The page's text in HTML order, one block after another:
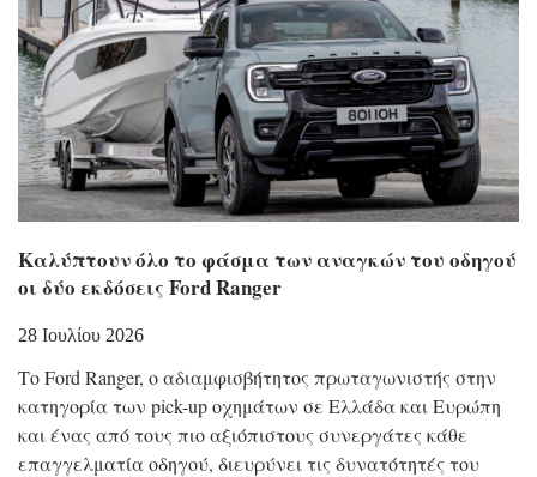
Καλύπτουν όλο το φάσμα των αναγκών του οδηγού
οι δύο εκδόσεις Ford Ranger
28 Ιουλίου 2026
Το Ford Ranger, ο αδιαμφισβήτητος πρωταγωνιστής στην
κατηγορία των pick-up οχημάτων σε Ελλάδα και Ευρώπη
και ένας από τους πιο αξιόπιστους συνεργάτες κάθε
επαγγελματία οδηγού, διευρύνει τις δυνατότητές του